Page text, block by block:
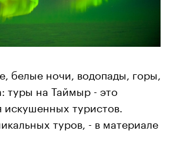
белые ночи, водопады, горы,
туры на Таймыр - это
искушенных туристов.
туров, - в материале